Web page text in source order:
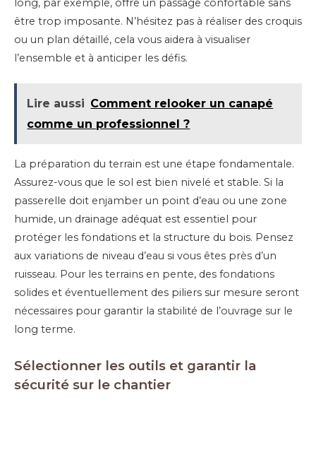
long, par exemple, offre un passage confortable sans
être trop imposante. N’hésitez pas à réaliser des croquis
ou un plan détaillé, cela vous aidera à visualiser
l’ensemble et à anticiper les défis.
Lire aussi Comment relooker un canapé
comme un professionnel ?
La préparation du terrain est une étape fondamentale.
Assurez-vous que le sol est bien nivelé et stable. Si la
passerelle doit enjamber un point d’eau ou une zone
humide, un drainage adéquat est essentiel pour
protéger les fondations et la structure du bois. Pensez
aux variations de niveau d’eau si vous êtes près d’un
ruisseau. Pour les terrains en pente, des fondations
solides et éventuellement des piliers sur mesure seront
nécessaires pour garantir la stabilité de l’ouvrage sur le
long terme.
Sélectionner les outils et garantir la
sécurité sur le chantier